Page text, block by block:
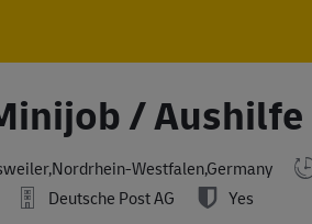
/
Westfalen,Germany
Deutsche Post AG Yes